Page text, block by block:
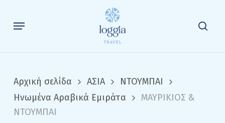
main
Menu
Αρχική σελίδα ΑΣΙΑ
ΝΤΟΥΜΠΑΙ
Ηνωμένα Αραβικά Εμιράτα
ΜΑΥΡΙΚΙΟΣ &
ΝΤΟΥΜΠΑΙ